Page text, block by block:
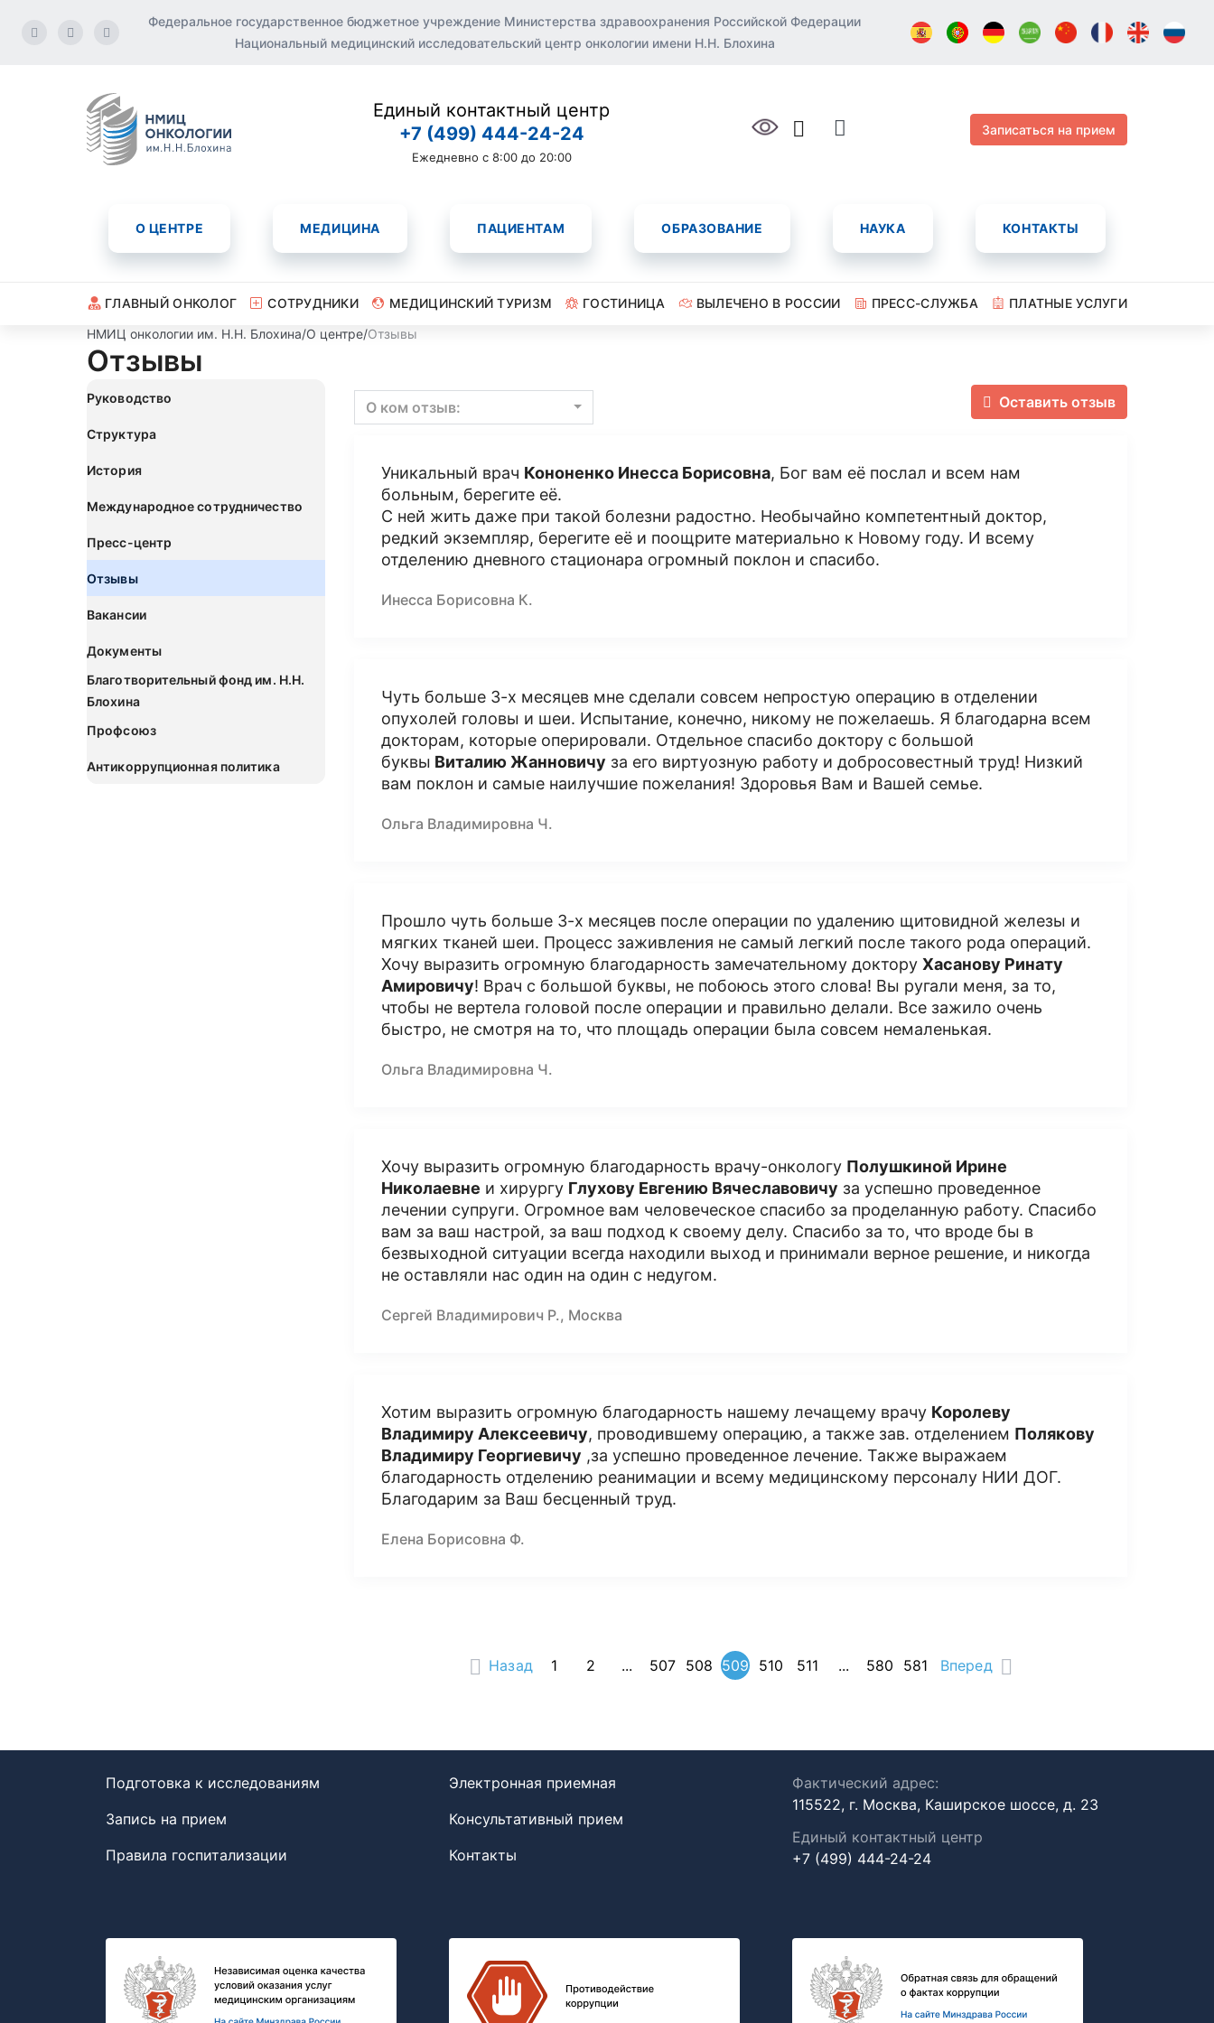
Федеральное государственное бюджетное учреждение Министерства здравоохранения Российской Федерации
Национальный медицинский исследовательский центр онкологии имени Н.Н. Блохина
Единый контактный центр
+7 (499) 444-24-24
Ежедневно с 8:00 до 20:00
Записаться на прием
О ЦЕНТРЕ МЕДИЦИНА ПАЦИЕНТАМ ОБРАЗОВАНИЕ НАУКА КОНТАКТЫ
ГЛАВНЫЙ ОНКОЛОГ СОТРУДНИКИ МЕДИЦИНСКИЙ ТУРИЗМ ГОСТИНИЦА ВЫЛЕЧЕНО В РОССИИ ПРЕСС-СЛУЖБА
ПЛАТНЫЕ УСЛУГИ
НМИЦ онкологии им. Н.Н. Блохина/О центре/Отзывы
Отзывы
Руководство
Структура
История
Международное сотрудничество
Пресс-центр
Отзывы
Вакансии
Документы
Благотворительный фонд им. Н.Н.
Блохина
Профсоюз
Антикоррупционная политика
Оставить отзыв
О ком отзыв:
Уникальный врач Кононенко Инесса Борисовна, Бог вам её послал и всем нам
больным, берегите её.
С ней жить даже при такой болезни радостно. Необычайно компетентный доктор,
редкий экземпляр, берегите её и поощрите материально к Новому году. И всему
отделению дневного стационара огромный поклон и спасибо.
Инесса Борисовна К.
Чуть больше 3-х месяцев мне сделали совсем непростую операцию в отделении
опухолей головы и шеи. Испытание, конечно, никому не пожелаешь. Я благодарна всем
докторам, которые оперировали. Отдельное спасибо доктору с большой
буквы Виталию Жанновичу за его виртуозную работу и добросовестный труд! Низкий
вам поклон и самые наилучшие пожелания! Здоровья Вам и Вашей семье.
Ольга Владимировна Ч.
Прошло чуть больше 3-х месяцев после операции по удалению щитовидной железы и
мягких тканей шеи. Процесс заживления не самый легкий после такого рода операций.
Хочу выразить огромную благодарность замечательному доктору Хасанову Ринату
Амировичу! Врач с большой буквы, не побоюсь этого слова! Вы ругали меня, за то,
чтобы не вертела головой после операции и правильно делали. Все зажило очень
быстро, не смотря на то, что площадь операции была совсем немаленькая.
Ольга Владимировна Ч.
Хочу выразить огромную благодарность врачу-онкологу Полушкиной Ирине
Николаевне и хирургу Глухову Евгению Вячеславовичу за успешно проведенное
лечении супруги. Огромное вам человеческое спасибо за проделанную работу. Спасибо
вам за ваш настрой, за ваш подход к своему делу. Спасибо за то, что вроде бы в
безвыходной ситуации всегда находили выход и принимали верное решение, и никогда
не оставляли нас один на один с недугом.
Сергей Владимирович Р., Москва
Хотим выразить огромную благодарность нашему лечащему врачу Королеву
Владимиру Алексеевичу, проводившему операцию, а также зав. отделением Полякову
Владимиру Георгиевичу ,за успешно проведенное лечение. Также выражаем
благодарность отделению реанимации и всему медицинскому персоналу НИИ ДОГ.
Благодарим за Ваш бесценный труд.
Елена Борисовна Ф.
Назад 1 2 ... 507 508 509 510 511 ... 580 581 Вперед
Подготовка к исследованиям
Запись на прием
Правила госпитализации
Электронная приемная
Консультативный прием
Контакты
Фактический адрес:
115522, г. Москва, Каширское шоссе, д. 23
Единый контактный центр
+7 (499) 444-24-24